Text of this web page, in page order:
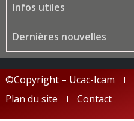
Infos utiles
Dernières nouvelles
©Copyright – Ucac-Icam
Plan du site
Contact